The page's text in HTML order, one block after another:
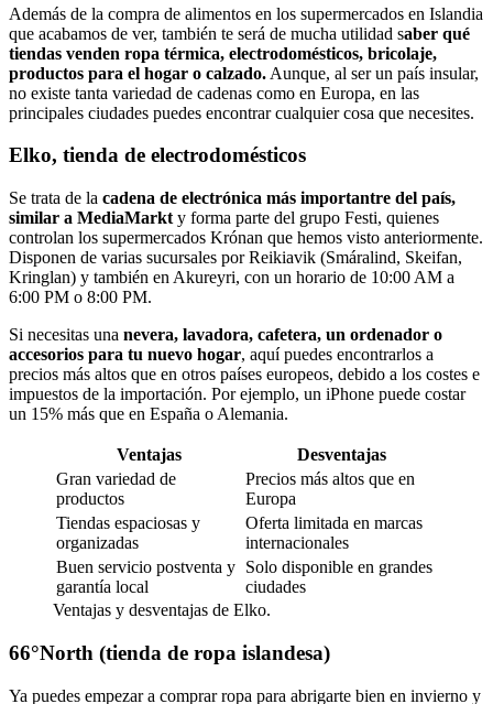
Además de la compra de alimentos en los supermercados en Islandia
que acabamos de ver, también te será de mucha utilidad saber qué
tiendas venden ropa térmica, electrodomésticos, bricolaje,
productos para el hogar o calzado. Aunque, al ser un país insular,
no existe tanta variedad de cadenas como en Europa, en las
principales ciudades puedes encontrar cualquier cosa que necesites.
Elko, tienda de electrodomésticos
Se trata de la cadena de electrónica más importantre del país,
similar a MediaMarkt y forma parte del grupo Festi, quienes
controlan los supermercados Krónan que hemos visto anteriormente.
Disponen de varias sucursales por Reikiavik (Smáralind, Skeifan,
Kringlan) y también en Akureyri, con un horario de 10:00 AM a
6:00 PM o 8:00 PM.
Si necesitas una nevera, lavadora, cafetera, un ordenador o
accesorios para tu nuevo hogar, aquí puedes encontrarlos a
precios más altos que en otros países europeos, debido a los costes e
impuestos de la importación. Por ejemplo, un iPhone puede costar
un 15% más que en España o Alemania.
Ventajas
Desventajas
Gran variedad de
productos
Precios más altos que en
Europa
Tiendas espaciosas y
organizadas
Oferta limitada en marcas
internacionales
Buen servicio postventa y
garantía local
Solo disponible en grandes
ciudades
Ventajas y desventajas de Elko.
66°North (tienda de ropa islandesa)
Ya puedes empezar a comprar ropa para abrigarte bien en invierno y